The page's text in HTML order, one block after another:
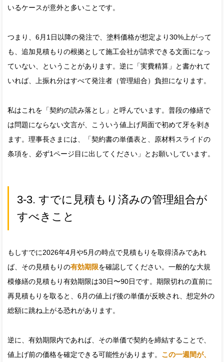
いるケースが意外と多いことです。
つまり、6月1日以降の発注で、塗料価格が想定より30%上がって
も、追加見積もりの根拠として施工会社が請求できる文面になっ
ていない、ということがあります。逆に「実費精算」と書かれて
いれば、上振れ分はすべて発注者（管理組合）負担になります。
私はこれを「契約の読み落とし」と呼んでいます。普段の修繕で
は問題にならない文言が、こういう値上げ局面で初めて牙を剥き
ます。理事長さまには、「契約書の単価表と、原材料スライドの
条項を、必ず1ページ目に出してください」とお願いしています。
3-3. すでに見積もり済みの管理組合が
すべきこと
もしすでに2026年4月や5月の時点で見積もりを取得済みであれ
ば、その見積もりの有効期限を確認してください。一般的な大規
模修繕の見積もり有効期限は30日〜90日です。期限切れの直前に
再見積もりを取ると、6月の値上げ後の単価が反映され、想定外の
総額に跳ね上がる恐れがあります。
逆に、有効期限内であれば、その単価で契約を締結することで、
値上げ前の価格を確定できる可能性があります。 この一週間が、